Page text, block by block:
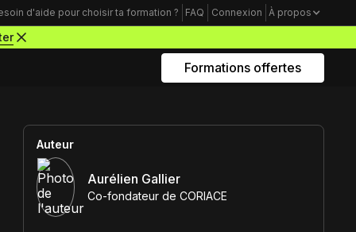
d'aide pour choisir ta formation ? FAQ Connexion À propos
Acquisition Freelance
Trouve tes premiers clients pour
Formations offertes
Auteur
Aurélien Gallier
Co-fondateur de CORIACE